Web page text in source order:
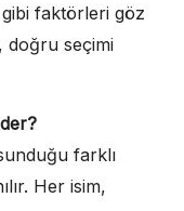
faktörleri göz
doğru seçimi
farklı
Her isim,